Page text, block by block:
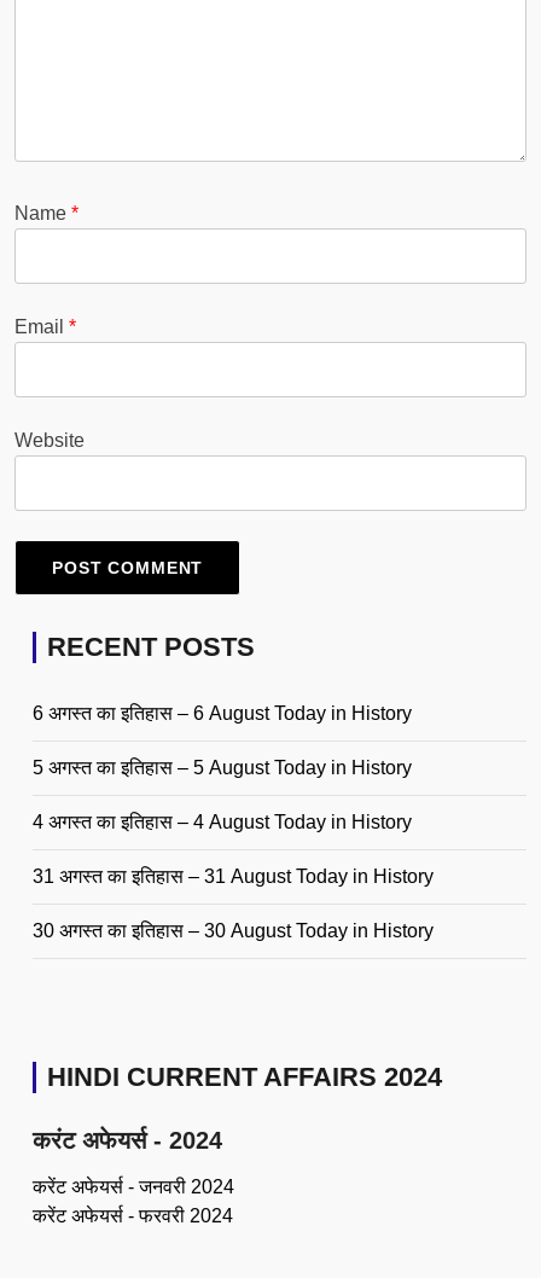
Name *
Email *
Website
RECENT POSTS
6 अगस्त का इतिहास – 6 August Today in History
5 अगस्त का इतिहास – 5 August Today in History
4 अगस्त का इतिहास – 4 August Today in History
31 अगस्त का इतिहास – 31 August Today in History
30 अगस्त का इतिहास – 30 August Today in History
HINDI CURRENT AFFAIRS 2024
करंट अफेयर्स - 2024
करेंट अफेयर्स - जनवरी 2024
करेंट अफेयर्स - फरवरी 2024